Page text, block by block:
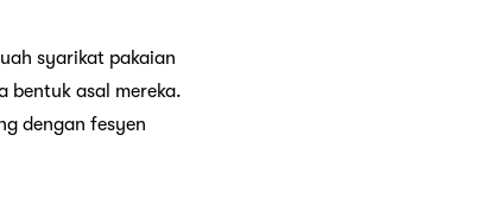
syarikat pakaian
bentuk asal mereka.
dengan fesyen